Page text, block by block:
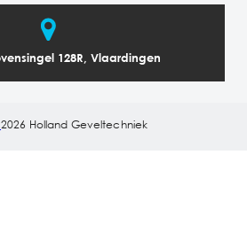
128R, Vlaardingen
2026 Holland Geveltechniek